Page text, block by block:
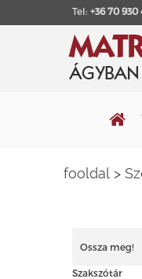
Tel: +36 70 930
fooldal >
Ossza meg!
Szakszótár